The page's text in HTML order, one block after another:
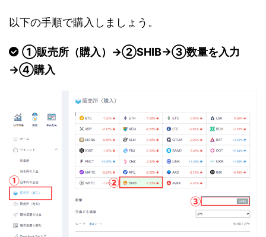
以下の手順で購入しましょう。
①販売所（購入）→②SHIB→③数量を入力
→④購入